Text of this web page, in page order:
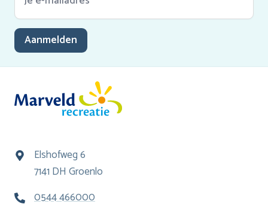
Aanmelden
Elshofweg 6
7141 DH Groenlo
0544 466000